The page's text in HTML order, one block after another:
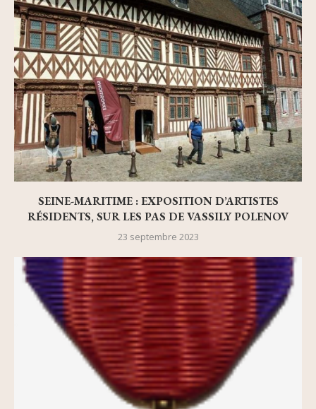
SEINE-MARITIME : EXPOSITION D’ARTISTES
RÉSIDENTS, SUR LES PAS DE VASSILY POLENOV
23 septembre 2023